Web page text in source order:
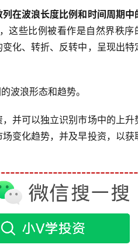
在波浪长度比例和时间周期中
这些比例被看作是自然界秩序
化、转折、反转中，呈现出特
波浪形态和趋势。
并可以独立识别市场中的上升
变化趋势，并及早投资，以获